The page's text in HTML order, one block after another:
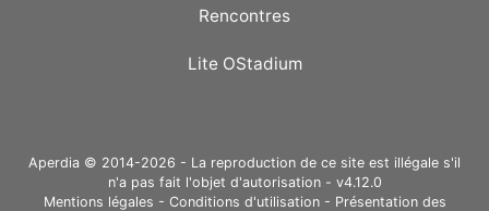
Rencontres
Lite OStadium
Aperdia © 2014-2026 - La reproduction de ce site est illégale s'il
n'a pas fait l'objet d'autorisation - v4.12.0
Mentions légales - Conditions d'utilisation- Présentation des